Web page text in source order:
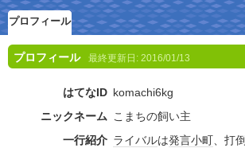
プロフィール
プロフィール 最終更新日: 2016/01/13
はてなID komachi6kg
ニックネーム こまちの飼い主
一行紹介 ライバルは発言小町、打倒